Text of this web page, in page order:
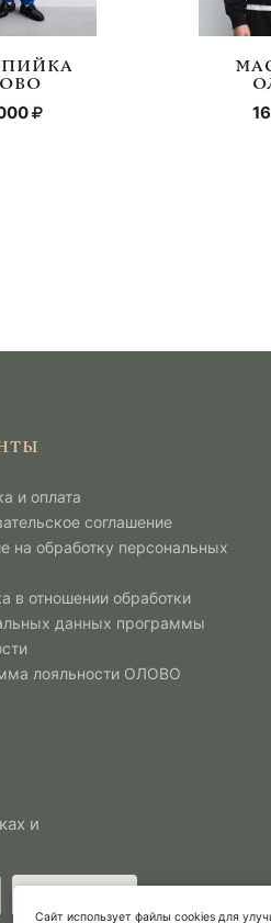
Сайт использует файлы cookies для
и оплата
соглашение
на обработку персональных
в отношении обработки
данных программы
лояльности ОЛОВО
и